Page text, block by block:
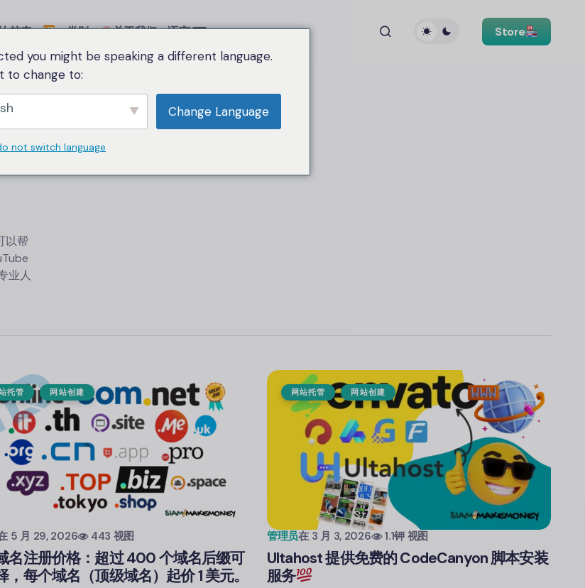
较表 类别 关于我们 语言 Store
以帮
业人
托管 网站创建
5 月 29, 2026 443 视图
名注册价格：超过 400 个域名后缀可
，每个域名（顶级域名）起价 1 美元。
网站托管 网站创建
管理员在 3 月 3, 2026 1.1钾 视图
Ultahost 提供免费的 CodeCanyon 脚本安装
服务
you might be speaking a different language.
to change to:
Change Language
not switch language